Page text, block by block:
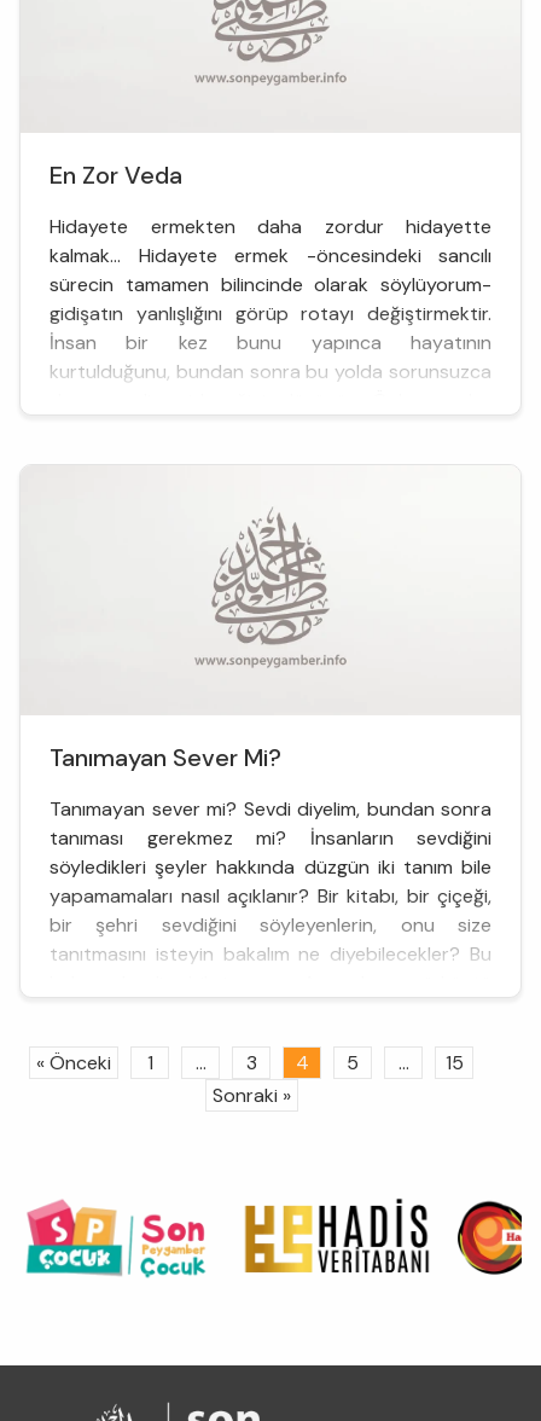
En Zor Veda
Hidayete ermekten daha zordur hidayette
kalmak… Hidayete ermek -öncesindeki sancılı
sürecin tamamen bilincinde olarak söylüyorum-
gidişatın yanlışlığını görüp rotayı değiştirmektir.
İnsan bir kez bunu yapınca hayatının
kurtulduğunu, bundan sonra bu yolda sorunsuzca
Tanımayan Sever Mi?
Tanımayan sever mi? Sevdi diyelim, bundan sonra
tanıması gerekmez mi? İnsanların sevdiğini
söyledikleri şeyler hakkında düzgün iki tanım bile
yapamamaları nasıl açıklanır? Bir kitabı, bir çiçeği,
bir şehri sevdiğini söyleyenlerin, onu size
tanıtmasını isteyin bakalım ne diyebilecekler? Bu
« Önceki
1 ... 3 4 5 ...
15
Sonraki »